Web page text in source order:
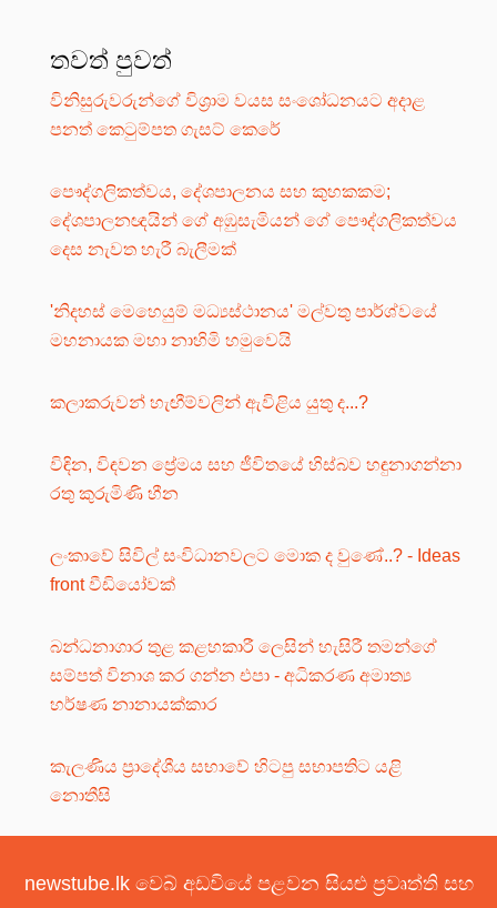
තවත් පුවත්
විනිසුරුවරුන්ගේ විශ්‍රාම වයස සංශෝධනයට අදාළ
පනත් කෙටුම්පත ගැසට් කෙරේ
පෞද්ගලිකත්වය, දේශපාලනය සහ කුහකකම;
දේශපාලනඥයින් ගේ අඹුසැමියන් ගේ පෞද්ගලිකත්වය
දෙස නැවත හැරී බැලීමක්
'නිදහස් මෙහෙයුම් මධ්‍යස්ථානය' මල්වතු පාර්ශ්වයේ
මහනායක මහා නාහිමි හමුවෙයි
කලාකරුවන් හැඟීම්වලින් ඇවිළිය යුතු ද...?
විඳින, විඳවන ප්‍රේමය සහ ජීවිතයේ හිස්බව හඳුනාගන්නා
රතු කුරුමිණි හීන
ලංකාවේ සිවිල් සංවිධානවලට මොක ද වුණේ..? - Ideas
front වීඩියෝවක්
බන්ධනාගාර තුළ කළහකාරී ලෙසින් හැසිරී තමන්ගේ
සම්පත් විනාශ කර ගන්න එපා - අධිකරණ අමාත්‍ය
හර්ෂණ නානායක්කාර
කැලණිය ප්‍රාදේශීය සභාවේ හිටපු සභාපතිට යළි
නොතීසි
newstube.lk වෙබ් අඩවියේ පළවන සියළු ප්‍රවෘත්ති සහ